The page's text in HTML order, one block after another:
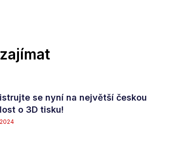
se nyní na největší českou
o 3D tisku!